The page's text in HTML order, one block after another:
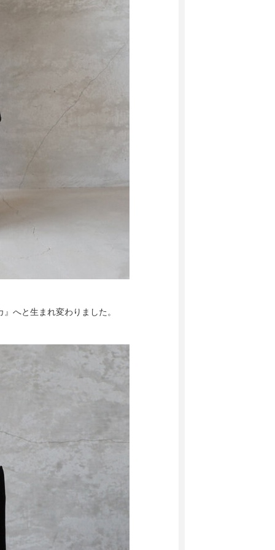
へと生まれ変わりました。